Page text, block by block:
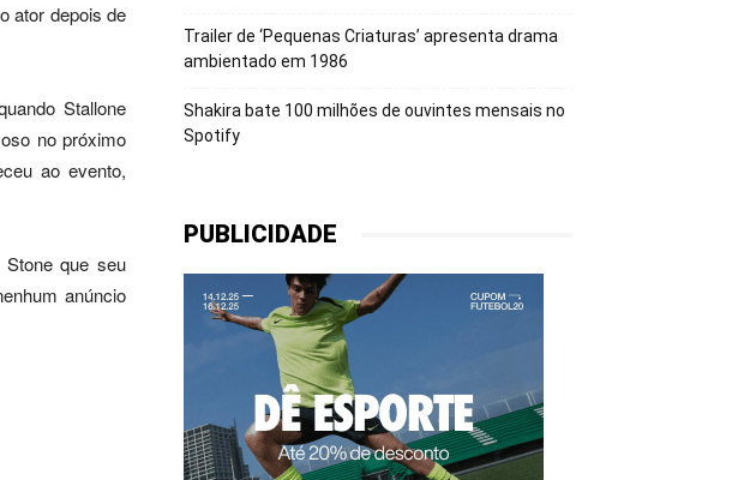
ator depois de
Stallone
no próximo
ao evento,
que seu
anúncio
Trailer de ‘Pequenas Criaturas’ apresenta drama
ambientado em 1986
Shakira bate 100 milhões de ouvintes mensais no
Spotify
PUBLICIDADE